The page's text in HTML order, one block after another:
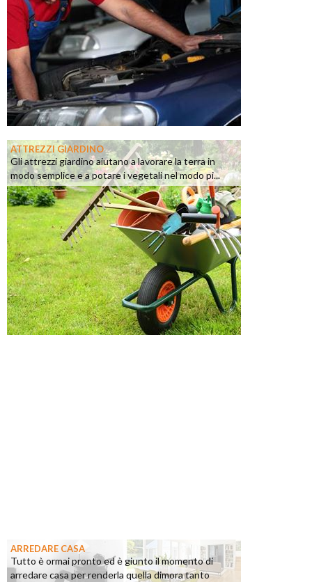
ATTREZZI GIARDINO
Gli attrezzi giardino aiutano a lavorare la terra in
modo semplice e a potare i vegetali nel modo pi...
ARREDARE CASA
Tutto è ormai pronto ed è giunto il momento di
arredare casa per renderla quella dimora tanto